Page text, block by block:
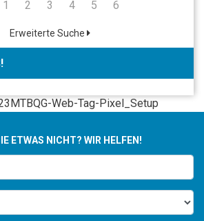
1 2 3 4 5 6
Erweiterte Suche
Web-Tag-Pixel_Setup
ETWAS NICHT? WIR HELFEN!